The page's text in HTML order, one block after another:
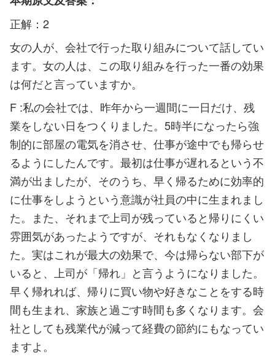
正解：2
女の人が、会社で行った取り組みについて話してい
ます。女の人は、この取り組みを行った一番の効果
は何だと言っていますか。
F :私の会社では、昨年から一週間に一日だけ、残
業をしない日をつくりました。5時半になったら強
制的に部屋の電気を消させ、仕事が途中でも帰らせ
るようにしたんです。最初は仕事が遅れるという不
満が出ましたが、そのうち、早く帰るために効率的
に仕事をしようという意識が社員の中に生まれまし
た。また、それまで上司が残っていると帰りにくい
雰囲気があったようですが、それもなくなりまし
た。実はこれが最大の効果で、今は帰らない部下が
いると、上司が「帰れ」と言うようになりました。
早く帰れれば、帰りに買い物や好きなことをする時
間も生まれ、家族と過ごす時間も多くなります。会
社としても残業代が減って経費の節約にもなってい
ますよ。